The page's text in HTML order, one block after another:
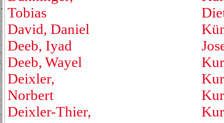
Tobias
David, Daniel
Deeb, Iyad
Deeb, Wayel
Deixler,
Norbert
Deixler-Thier,